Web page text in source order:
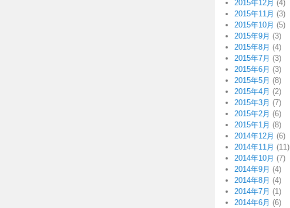
2015年12月 (4)
2015年11月 (3)
2015年10月 (5)
2015年9月 (3)
2015年8月 (4)
2015年7月 (3)
2015年6月 (3)
2015年5月 (8)
2015年4月 (2)
2015年3月 (7)
2015年2月 (6)
2015年1月 (8)
2014年12月 (6)
2014年11月 (11)
2014年10月 (7)
2014年9月 (4)
2014年8月 (4)
2014年7月 (1)
2014年6月 (6)